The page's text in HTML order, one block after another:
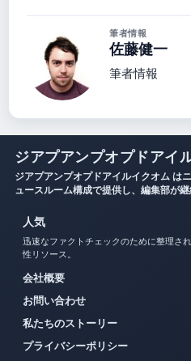
筆者情報
佐藤健一
筆者情報
ジアプアンプオプドアイ
ジアプアンプオプドアイルイクオム は
ュースルーム構成で提供し、編集部が継
人気
迅速なファクトチェックのために整理さ
性リソース。
会社概要
お問い合わせ
私たちのストーリー
プライバシーポリシー